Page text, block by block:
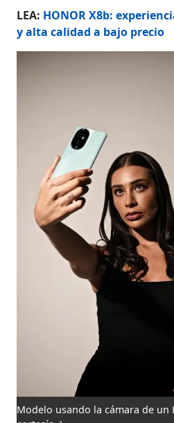
LEA: HONOR X8b:
y alta calidad a bajo precio
Modelo usando la cámara de un